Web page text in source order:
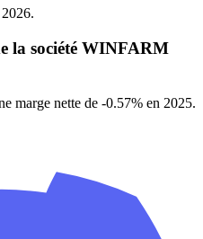
la société WINFARM
marge nette de -0.57% en 2025.